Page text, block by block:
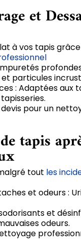
et
à vos tapis
particules
: Adaptées aux
pour un
tapis
tout les
et odeurs :
et
odeurs.